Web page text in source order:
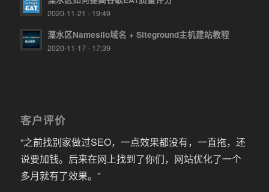
2020-11-21 - 19:49
溧水区Namesilo域名 + Siteground主机建站教程
2020-11-17 - 17:39
客户评价
“之前找别家做过SEO，一点效果都没有，一直拖，还
说要加钱。后来在网上找到了你们，网站优化了一个
多月就有了效果。”